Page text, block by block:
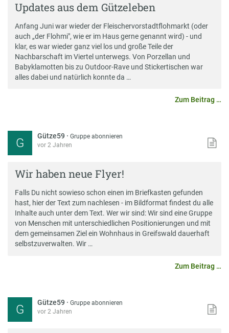
Updates aus dem Gützeleben
Anfang Juni war wieder der Fleischervorstadtflohmarkt (oder
auch „der Flohmi", wie er im Haus gerne genannt wird) - und
klar, es war wieder ganz viel los und große Teile der
Nachbarschaft im Viertel unterwegs. Von Porzellan und
Babyklamotten bis zu Outdoor-Rave und Stickertischen war
alles dabei und natürlich konnte da …
Zum Beitrag …
G Gütze59 ·Gruppe abonnieren
vor 2 Jahren
Wir haben neue Flyer!
Falls Du nicht sowieso schon einen im Briefkasten gefunden
hast, hier der Text zum nachlesen - im Bildformat findest du alle
Inhalte auch unter dem Text. Wer wir sind: Wir sind eine Gruppe
von Menschen mit unterschiedlichen Positionierungen und mit
dem gemeinsamen Ziel ein Wohnhaus in Greifswald dauerhaft
selbstzuverwalten. Wir …
Zum Beitrag …
G Gütze59 ·Gruppe abonnieren
vor 2 Jahren